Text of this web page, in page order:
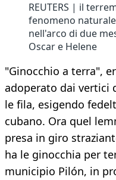
REUTERS | il
fenomeno
nell'arco di due
Oscar e Helene
"Ginocchio a terra",
adoperato dai vertici
le fila, esigendo
cubano. Ora quel
presa in giro
ha le ginocchia per
municipio Pilón, in